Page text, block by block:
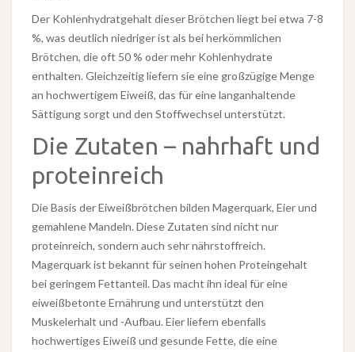
Der Kohlenhydratgehalt dieser Brötchen liegt bei etwa 7-8
%, was deutlich niedriger ist als bei herkömmlichen
Brötchen, die oft 50 % oder mehr Kohlenhydrate
enthalten. Gleichzeitig liefern sie eine großzügige Menge
an hochwertigem Eiweiß, das für eine langanhaltende
Sättigung sorgt und den Stoffwechsel unterstützt.
Die Zutaten – nahrhaft und
proteinreich
Die Basis der Eiweißbrötchen bilden Magerquark, Eier und
gemahlene Mandeln. Diese Zutaten sind nicht nur
proteinreich, sondern auch sehr nährstoffreich.
Magerquark ist bekannt für seinen hohen Proteingehalt
bei geringem Fettanteil. Das macht ihn ideal für eine
eiweißbetonte Ernährung und unterstützt den
Muskelerhalt und -Aufbau. Eier liefern ebenfalls
hochwertiges Eiweiß und gesunde Fette, die eine